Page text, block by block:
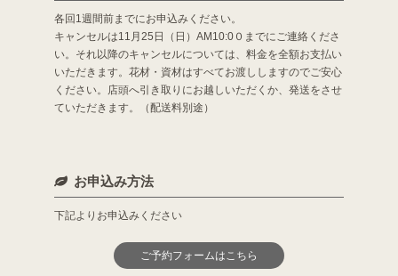
各回1週間前までにお申込みください。
キャンセルは11月25日（日）AM10:0０までにご連絡くださ
い。それ以降のキャンセルについては、料金を全額お支払い
いただきます。花材・資材はすべてお渡ししますのでご安心
ください。店頭へ引き取りにお越しいただくか、発送をさせ
ていただきます。（配送料別途）
お申込み方法
下記よりお申込みください
ご予約フォームはこちら